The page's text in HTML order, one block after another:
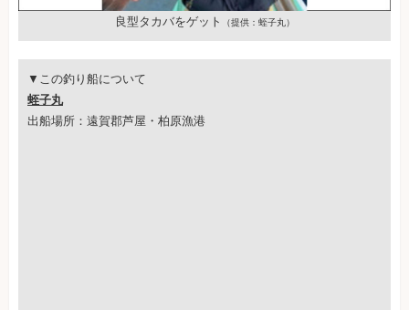
良型タカバをゲット （提供：蛭子丸）
▼この釣り船について
蛭子丸
出船場所：遠賀郡芦屋・柏原漁港